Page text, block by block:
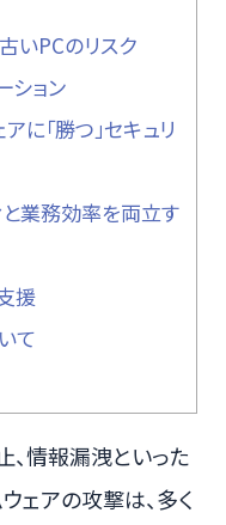
いPCのリスク
ション
に「勝つ」セキュリ
と業務効率を両立す
援
て
、情報漏洩といった
ェアの攻撃は、多く